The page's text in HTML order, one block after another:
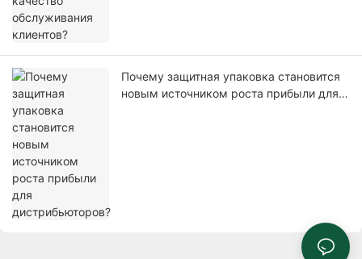
Почему защитная упаковка становится
новым источником роста прибыли для